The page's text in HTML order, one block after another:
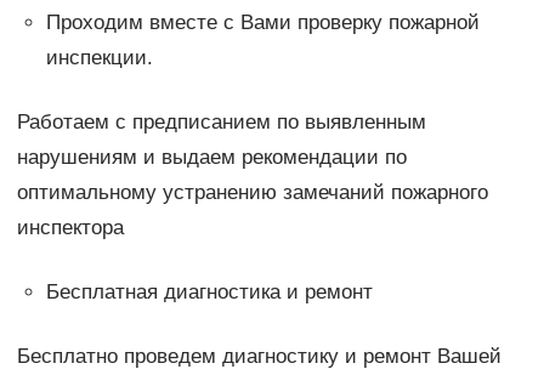
Проходим вместе с Вами проверку пожарной
инспекции.
Работаем с предписанием по выявленным
нарушениям и выдаем рекомендации по
оптимальному устранению замечаний пожарного
инспектора
Бесплатная диагностика и ремонт
Бесплатно проведем диагностику и ремонт Вашей